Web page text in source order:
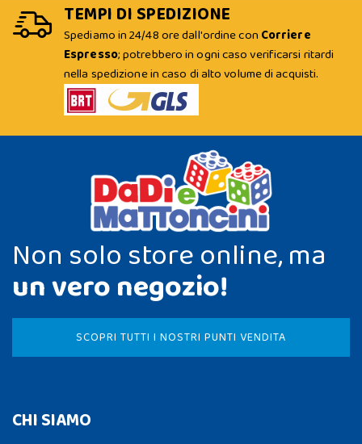
TEMPI DI SPEDIZIONE
Spediamo in 24/48 ore dall'ordine con Corriere
Espresso; potrebbero in ogni caso verificarsi ritardi
nella spedizione in caso di alto volume di acquisti.
Non solo store online, ma
un vero negozio!
SCOPRI TUTTI I NOSTRI PUNTI VENDITA
CHI SIAMO